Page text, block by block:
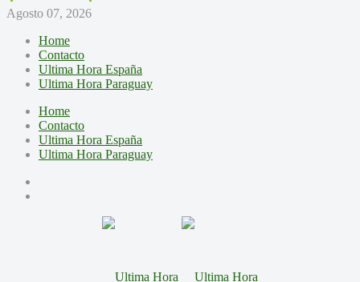
Agosto 07, 2026
Home
Contacto
Ultima Hora España
Ultima Hora Paraguay
Home
Contacto
Ultima Hora España
Ultima Hora Paraguay